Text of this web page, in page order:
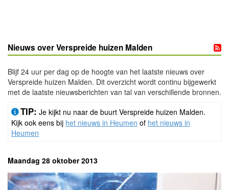
Nieuws over Verspreide huizen Malden
Blijf 24 uur per dag op de hoogte van het laatste nieuws over
Verspreide huizen Malden. Dit overzicht wordt continu bijgewerkt
met de laatste nieuwsberichten van tal van verschillende bronnen.
TIP: Je kijkt nu naar de buurt Verspreide huizen Malden.
Kijk ook eens bij het nieuws in Heumen of het nieuws in
Heumen
Maandag 28 oktober 2013